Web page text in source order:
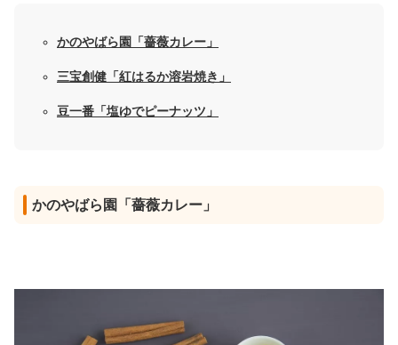
かのやばら園「薔薇カレー」
三宝創健「紅はるか溶岩焼き」
豆一番「塩ゆでピーナッツ」
かのやばら園「薔薇カレー」